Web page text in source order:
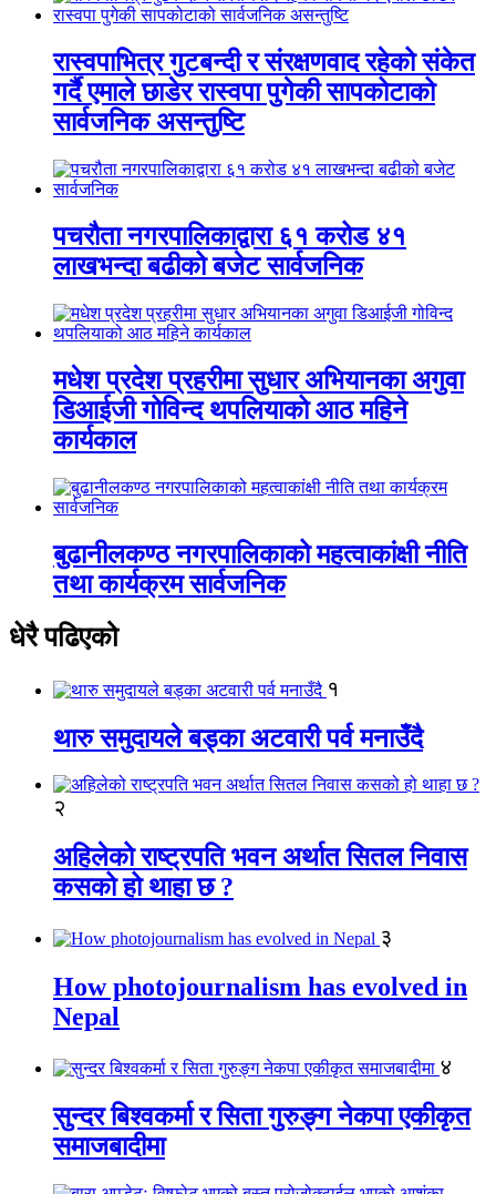
रास्वपाभित्र गुटबन्दी र संरक्षणवाद रहेको संकेत
गर्दै एमाले छाडेर रास्वपा पुगेकी सापकोटाको
सार्वजनिक असन्तुष्टि
पचरौता नगरपालिकाद्वारा ६१ करोड ४१
लाखभन्दा बढीको बजेट सार्वजनिक
मधेश प्रदेश प्रहरीमा सुधार अभियानका अगुवा
डिआईजी गोविन्द थपलियाको आठ महिने
कार्यकाल
बुढानीलकण्ठ नगरपालिकाको महत्वाकांक्षी नीति
तथा कार्यक्रम सार्वजनिक
धेरै पढिएको
१
थारु समुदायले बड्का अटवारी पर्व मनाउँदै
२
अहिलेको राष्ट्रपति भवन अर्थात सितल निवास
कसको हो थाहा छ ?
३
How photojournalism has evolved in
Nepal
४
सुन्दर बिश्वकर्मा र सिता गुरुङ्ग नेकपा एकीकृत
समाजबादीमा